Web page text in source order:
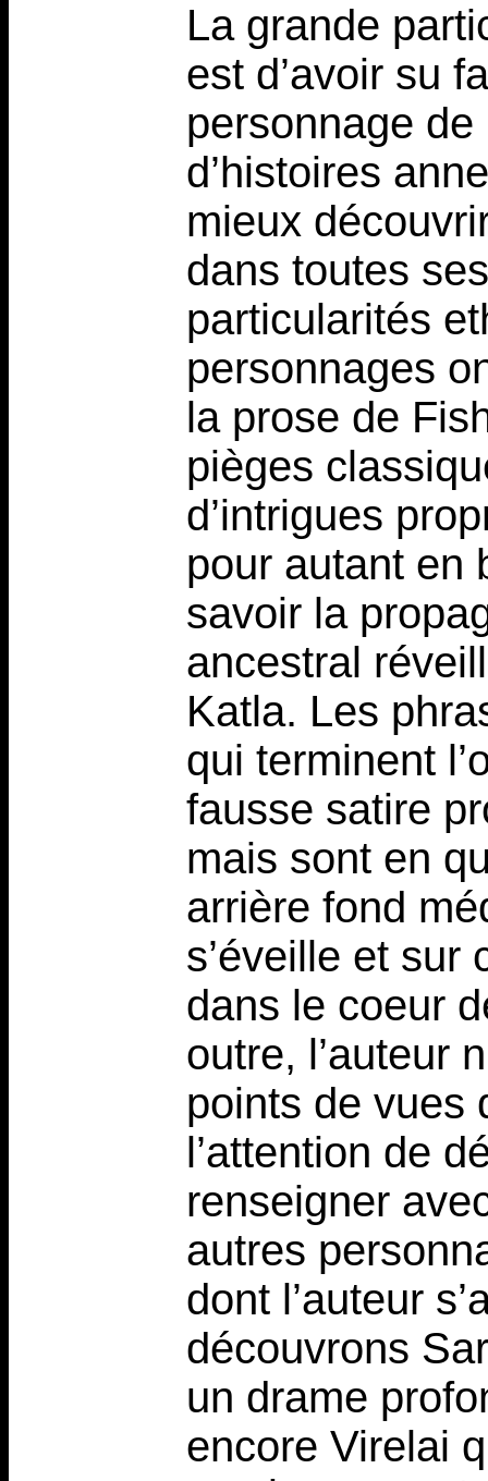
La grande
est d’avoir su
personnage
d’histoires
mieux
dans toutes
particularités
personnages
la prose de
pièges
d’intrigues
pour autant en
savoir la
ancestral
Katla. Les
qui terminent
fausse satire
mais sont en
arrière fond
s’éveille et sur
dans le coeur
outre, l’auteur
points de vues
l’attention de
renseigner
autres
dont l’auteur
découvrons
un drame
encore Virelai